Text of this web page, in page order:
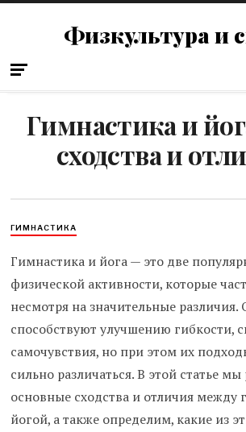
Физкультура и
Гимнастика и
сходства и
ГИМНАСТИКА
Гимнастика и йога — это две
физической активности, которые
несмотря на значительные различия.
способствуют улучшению гибкости,
самочувствия, но при этом их
сильно различаться. В этой статье
основные сходства и отличия между
йогой, а также определим, какие из